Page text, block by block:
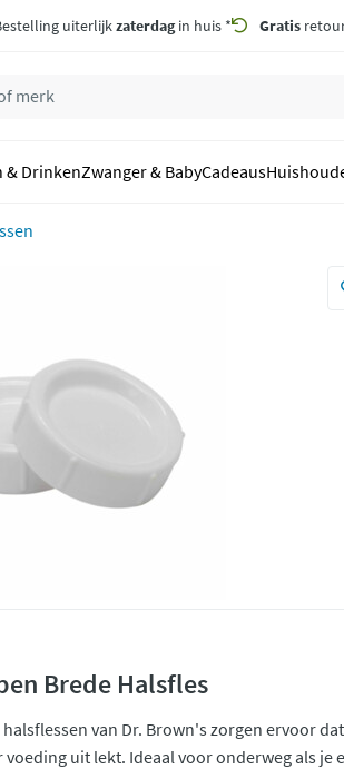
uiterlijkzaterdagin huis * Gratis
& DrinkenZwanger & BabyCadeaus
Brede Halsfles
van Dr. Brown's zorgen ervoor
uit lekt. Ideaal voor onderweg als je